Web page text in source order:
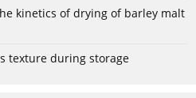
kinetics of drying of barley malt
texture during storage